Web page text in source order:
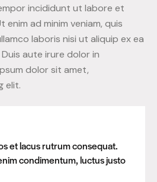
incididunt ut labore et
enim ad minim veniam, quis
laboris nisi ut aliquip ex ea
aute irure dolor in
dolor sit amet,
elit.
et lacus rutrum consequat.
condimentum, luctus justo